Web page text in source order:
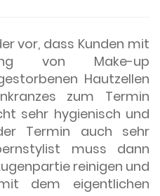
vor, dass Kunden mit
von Make-up
Hautzellen
zum Termin
sehr hygienisch und
Termin auch sehr
muss dann
reinigen und
dem eigentlichen